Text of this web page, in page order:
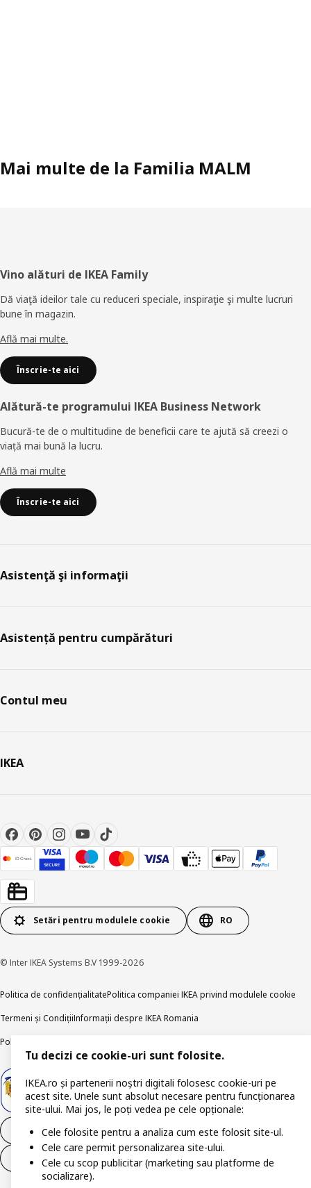
Mai multe de la Familia MALM
Subsol
Vino alături de IKEA Family
Dă viaţă ideilor tale cu reduceri speciale, inspiraţie şi multe lucruri
bune în magazin.
Află mai multe.
Înscrie-te aici
Alătură-te programului IKEA Business Network
Bucură-te de o multitudine de beneficii care te ajută să creezi o
viață mai bună la lucru.
Află mai multe
Înscrie-te aici
Asistenţă şi informaţii
Asistență pentru cumpărături
Contul meu
IKEA
Setări pentru modulele cookie RO
© Inter IKEA Systems B.V 1999-2026
Politica de confidențialitatePolitica companiei IKEA privind modulele cookie
Termeni și CondițiiInformații despre IKEA Romania
Politica de publicare responsabilă
Retrage-te din contract
Retrage-te din contract (servicii)
Tu decizi ce cookie-uri sunt folosite.
IKEA.ro și partenerii noștri digitali folosesc cookie-uri pe
acest site. Unele sunt absolut necesare pentru funcționarea
site-ului. Mai jos, le poți vedea pe cele opționale:
Cele folosite pentru a analiza cum este folosit site-ul.
Cele care permit personalizarea site-ului.
Cele cu scop publicitar (marketing sau platforme de
socializare).